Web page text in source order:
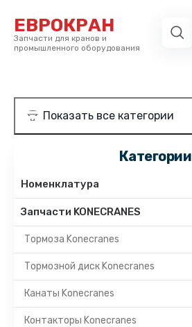
ЕВРОКРАН
Запчасти для кранов и
промышленного оборудования
Категории
Номенклатура
Запчасти KONECRANES
Тормоза Konecranes
Тормозной диск Konecranes
Канаты Konecranes
Контакторы Konecranes